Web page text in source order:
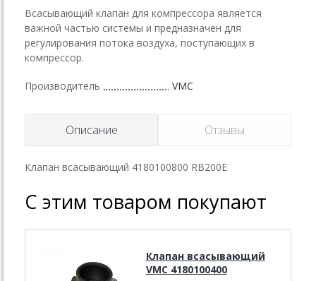
Всасывающий клапан для компрессора является
важной частью системы и предназначен для
регулирования потока воздуха, поступающих в
компрессор.
Производитель VMC
Описание Отзывы
Клапан всасывающий 4180100800 RB200E
С этим товаром покупают
Клапан всасывающий
VMC 4180100400